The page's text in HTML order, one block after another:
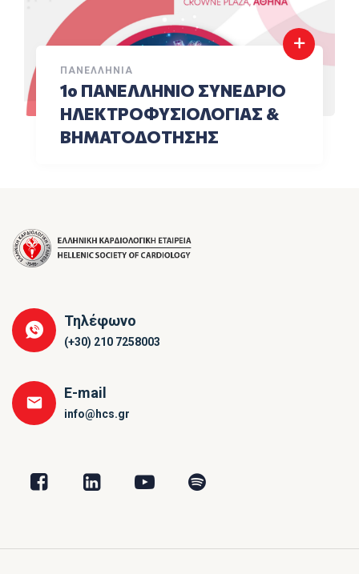
ΠΑΝΕΛΛΉΝΙΑ
1ο ΠΑΝΕΛΛΗΝΙΟ ΣΥΝΕΔΡΙΟ
ΗΛΕΚΤΡΟΦΥΣΙΟΛΟΓΙΑΣ &
ΒΗΜΑΤΟΔΟΤΗΣΗΣ
Τηλέφωνο
(+30) 210 7258003
E-mail
info@hcs.gr